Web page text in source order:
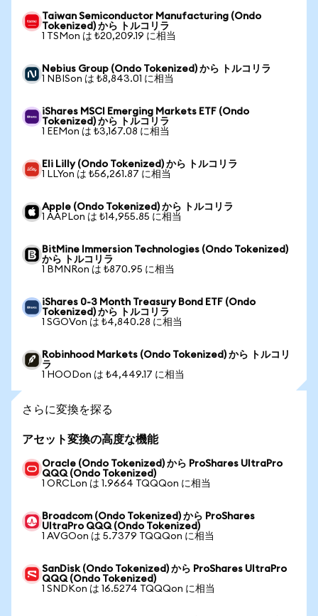
Taiwan Semiconductor Manufacturing (Ondo
Tokenized) から トルコリラ
1 TSMon は ₺20,209.19 に相当
Nebius Group (Ondo Tokenized) から トルコリラ
1 NBISon は ₺8,843.01 に相当
iShares MSCI Emerging Markets ETF (Ondo
Tokenized) から トルコリラ
1 EEMon は ₺3,167.08 に相当
Eli Lilly (Ondo Tokenized) から トルコリラ
1 LLYon は ₺56,261.87 に相当
Apple (Ondo Tokenized) から トルコリラ
1 AAPLon は ₺14,955.85 に相当
BitMine Immersion Technologies (Ondo Tokenized)
から トルコリラ
1 BMNRon は ₺870.95 に相当
iShares 0-3 Month Treasury Bond ETF (Ondo
Tokenized) から トルコリラ
1 SGOVon は ₺4,840.28 に相当
Robinhood Markets (Ondo Tokenized) から トルコリ
ラ
1 HOODon は ₺4,449.17 に相当
さらに変換を探る
アセット変換の高度な機能
Oracle (Ondo Tokenized) から ProShares UltraPro
QQQ (Ondo Tokenized)
1 ORCLon は 1.9664 TQQQon に相当
Broadcom (Ondo Tokenized) から ProShares
UltraPro QQQ (Ondo Tokenized)
1 AVGOon は 5.7379 TQQQon に相当
SanDisk (Ondo Tokenized) から ProShares UltraPro
QQQ (Ondo Tokenized)
1 SNDKon は 16.5274 TQQQon に相当